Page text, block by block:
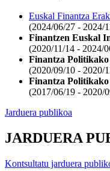
Euskal Finantza
(2024/06/27 - 2024/
Finantzen Euskal
(2020/11/14 - 2024/
Finantza
(2020/09/10 - 2020/
Finantza
(2017/06/19 - 2020/
Jarduera publikoa
JARDUERA
Kontsultatu jarduera